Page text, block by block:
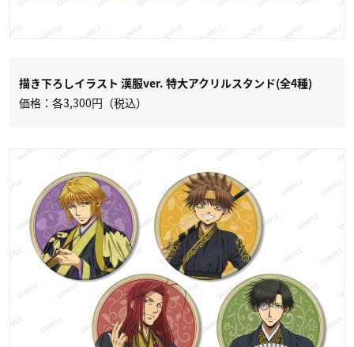
描き下ろしイラスト 漢服ver. 特大アクリルスタンド(全4種)
価格：各3,300円（税込）